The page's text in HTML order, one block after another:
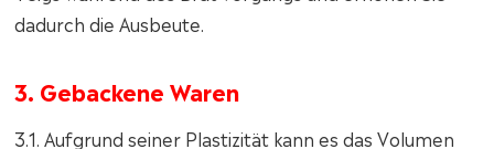
dadurch die Ausbeute.
3. Gebackene Waren
3.1. Aufgrund seiner Plastizität kann es das Volumen